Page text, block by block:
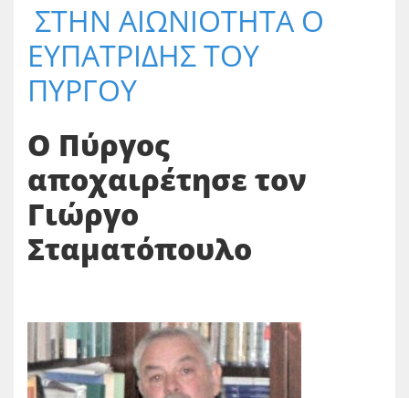
ΣΤΗΝ ΑΙΩΝΙΟΤΗΤΑ Ο
ΕΥΠΑΤΡΙΔΗΣ ΤΟΥ
ΠΥΡΓΟΥ
Ο Πύργος
αποχαιρέτησε τον
Γιώργο
Σταματόπουλο